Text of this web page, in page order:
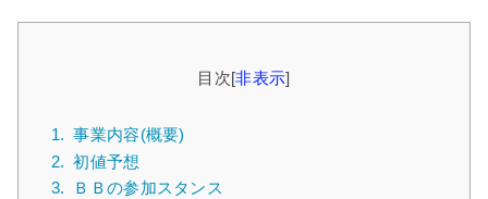
目次[非表示]
1. 事業内容(概要)
2. 初値予想
3.
ＢＢの参加スタンス